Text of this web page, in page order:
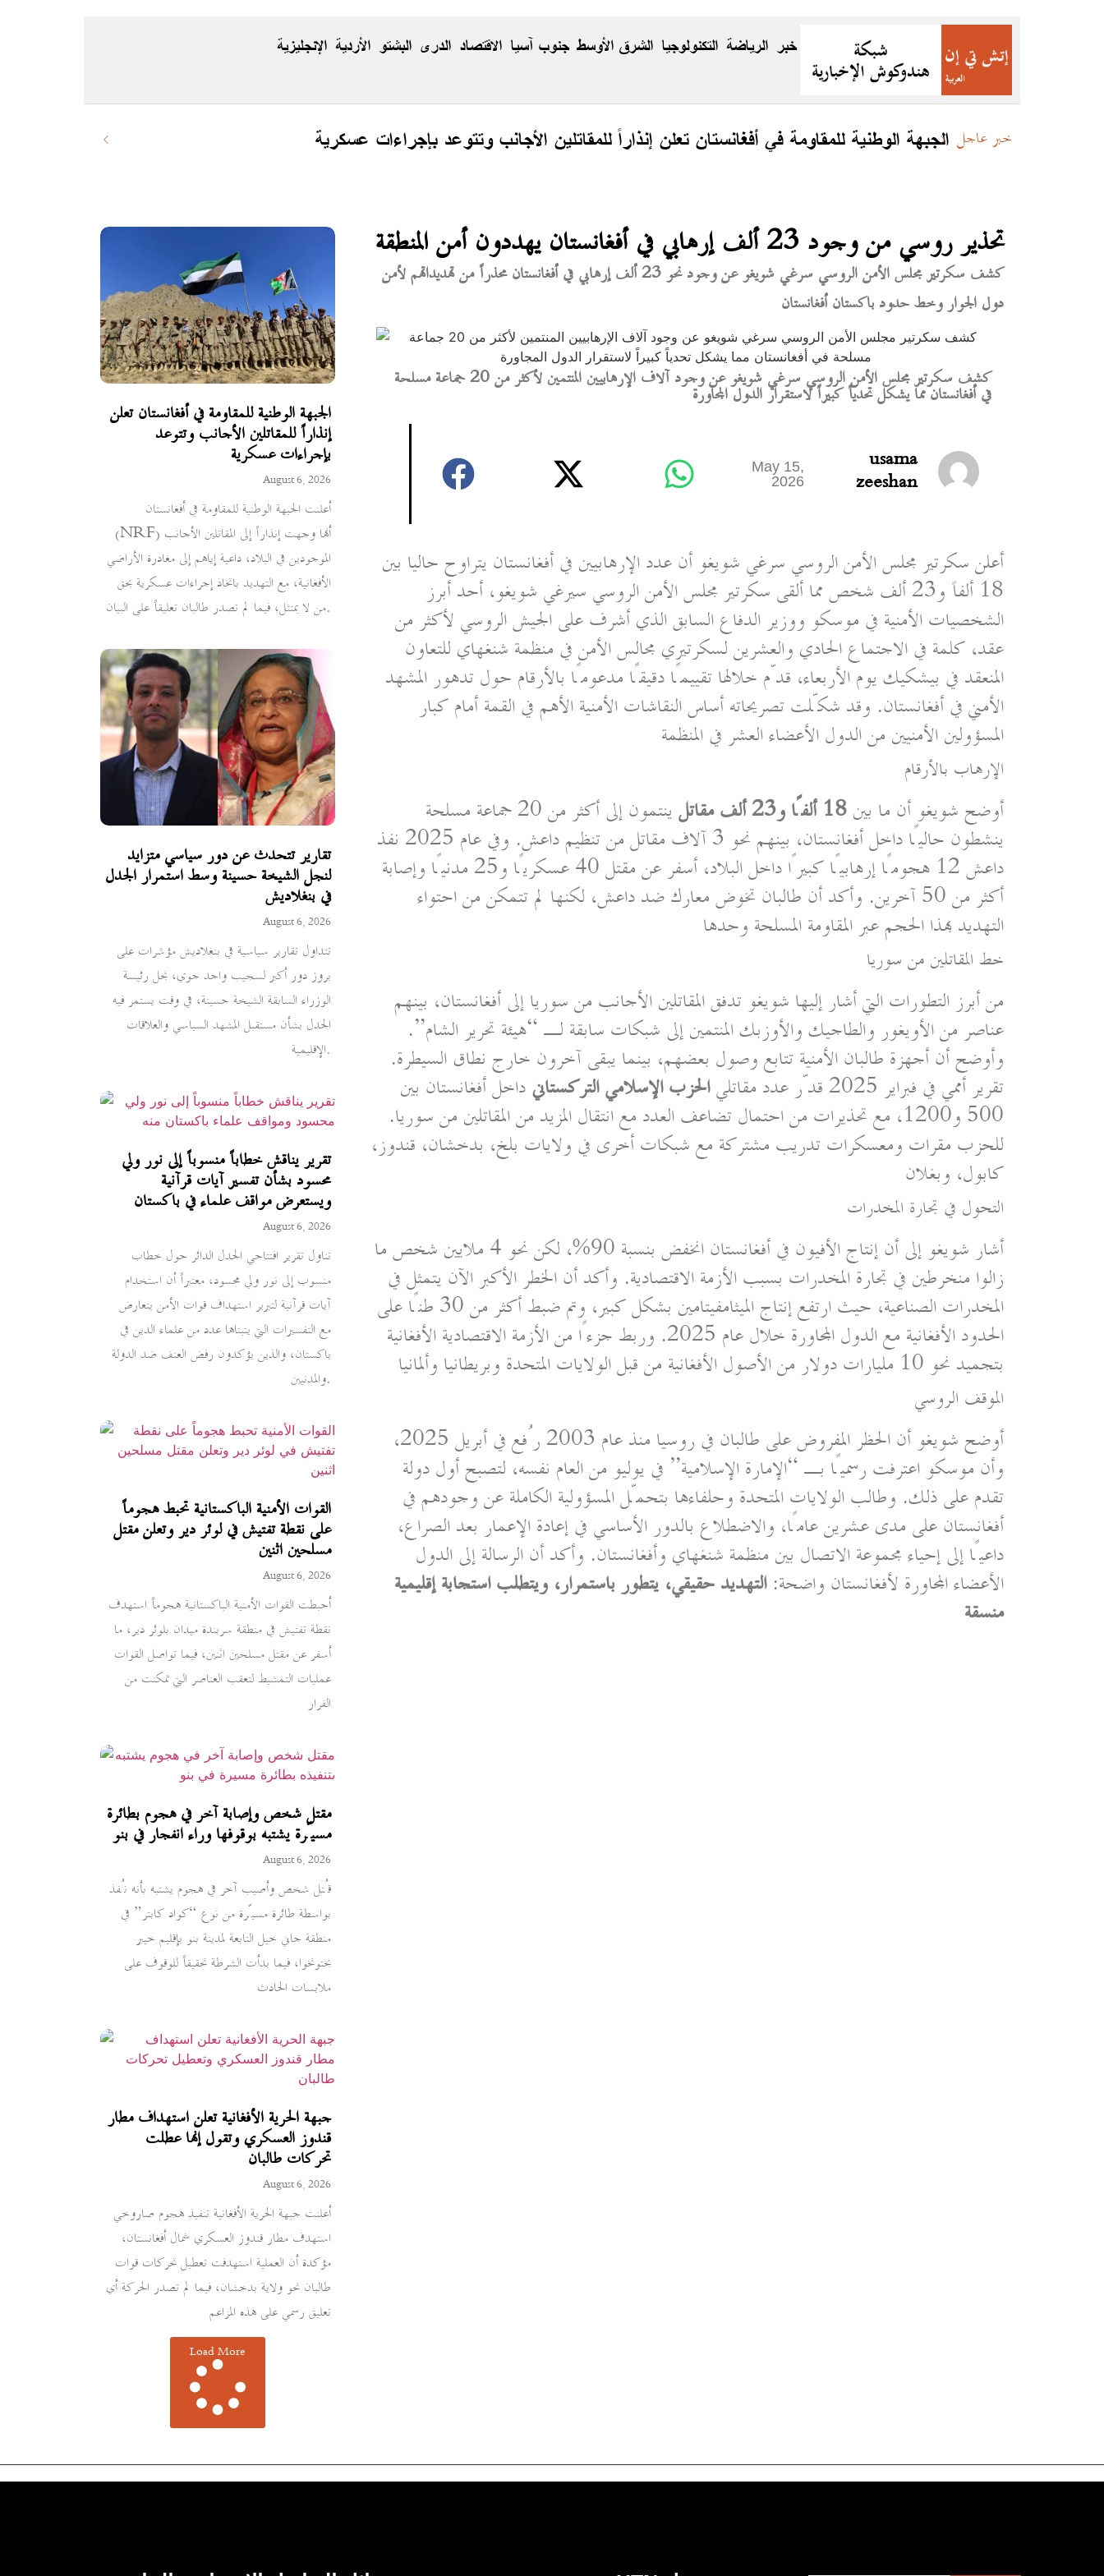
الاقتصاد جنوب آسيا الشرق الأوسط التكنولوجيا الرياضة خبر الإنجليزية الأردية البشتو الدری
الجبهة الوطنية للمقاومة في أفغانستان تعلن إنذاراً للمقاتلين الأجانب وتتوعد بإجراءات عسكرية خبر عاجل
الجبهة الوطنية للمقاومة في أفغانستان تعلن
إنذاراً للمقاتلين الأجانب وتتوعد
بإجراءات عسكرية
August 6, 2026
أعلنت الجبهة الوطنية للمقاومة في أفغانستان
(NRF) أنها وجهت إنذاراً إلى المقاتلين الأجانب
الموجودين في البلاد، داعية إياهم إلى مغادرة الأراضي
الأفغانية، مع التهديد باتخاذ إجراءات عسكرية بحق
من لا يمتثل، فيما لم تصدر طالبان تعليقاً على البيان.
تقارير تتحدث عن دور سياسي متزايد
لنجل الشيخة حسينة وسط استمرار الجدل
في بنغلاديش
August 6, 2026
تتداول تقارير سياسية في بنغلاديش مؤشرات على
بروز دور أكبر لسجيب واجد جوي، نجل رئيسة
الوزراء السابقة الشيخة حسينة، في وقت يستمر فيه
الجدل بشأن مستقبل المشهد السياسي والعلاقات
الإقليمية.
تقرير يناقش خطاباً منسوباً إلى نور ولي
محسود بشأن تفسير آيات قرآنية
ويستعرض مواقف علماء في باكستان
August 6, 2026
تناول تقرير افتتاحي الجدل الدائر حول خطاب
منسوب إلى نور ولي محسود، معتبراً أن استخدام
آيات قرآنية لتبرير استهداف قوات الأمن يتعارض
مع التفسيرات التي يتبناها عدد من علماء الدين في
باكستان، والذين يؤكدون رفض العنف ضد الدولة
والمدنيين.
القوات الأمنية الباكستانية تحبط هجوماً
على نقطة تفتيش في لوئر دير وتعلن مقتل
مسلحين اثنين
August 6, 2026
أحبطت القوات الأمنية الباكستانية هجوماً استهدف
نقطة تفتيش في منطقة سربندة ميدان بلوئر دير، ما
أسفر عن مقتل مسلحين اثنين، فيما تواصل القوات
عمليات التمشيط لتعقب العناصر التي تمكنت من
الفرار
مقتل شخص وإصابة آخر في هجوم بطائرة
مسيّرة يشتبه بوقوفها وراء انفجار في بنو
August 6, 2026
قُتل شخص وأصيب آخر في هجوم يشتبه بأنه نُفذ
بواسطة طائرة مسيّرة من نوع “كواد كابتر” في
منطقة جاني خيل التابعة لمدينة بنو بإقليم خيبر
بختونخوا، فيما بدأت الشرطة تحقيقاً للوقوف على
ملابسات الحادث
جبهة الحرية الأفغانية تعلن استهداف مطار
قندوز العسكري وتقول إنها عطلت
تحركات طالبان
August 6, 2026
أعلنت جبهة الحرية الأفغانية تنفيذ هجوم صاروخي
استهدف مطار قندوز العسكري شمال أفغانستان،
مؤكدة أن العملية استهدفت تعطيل تحركات قوات
طالبان نحو ولاية بدخشان، فيما لم تصدر الحركة أي
تعليق رسمي على هذه المزاعم
Load More
تحذير روسي من وجود 23 ألف إرهابي في أفغانستان يهددون أمن المنطقة
كشف سكرتير مجلس الأمن الروسي سرغي شويغو عن وجود نحو 23 ألف إرهابي في أفغانستان محذراً من تهديداتهم لأمن
دول الجوار وخط حدود باكستان أفغانستان
كشف سكرتير مجلس الأمن الروسي سرغي شويغو عن وجود آلاف الإرهابيين المنتمين لأكثر من 20 جماعة مسلحة
في أفغانستان مما يشكل تحدياً كبيراً لاستقرار الدول المجاورة
usama
zeeshan
May 15,
2026
أعلن سكرتير مجلس الأمن الروسي سرغي شويغو أن عدد الإرهابيين في أفغانستان يتراوح حاليا بين
18 ألفاً و23 ألف شخص مما ألقى سكرتير مجلس الأمن الروسي سيرغي شويغو، أحد أبرز
الشخصيات الأمنية في موسكو ووزير الدفاع السابق الذي أشرف على الجيش الروسي لأكثر من
عقد، كلمة في الاجتماع الحادي والعشرين لسكرتيري مجالس الأمن في منظمة شنغهاي للتعاون
المنعقد في بيشكيك يوم الأربعاء، قدّم خلالها تقييمًا دقيقًا مدعومًا بالأرقام حول تدهور المشهد
الأمني في أفغانستان. وقد شكّلت تصريحاته أساس النقاشات الأمنية الأهم في القمة أمام كبار
المسؤولين الأمنيين من الدول الأعضاء العشر في المنظمة
الإرهاب بالأرقام
أوضح شويغو أن ما بين18 ألفًا و23 ألف مقاتل ينتمون إلى أكثر من 20 جماعة مسلحة
ينشطون حاليًا داخل أفغانستان، بينهم نحو 3 آلاف مقاتل من تنظيم داعش. وفي عام 2025 نفذ
داعش 12 هجومًا إرهابيًا كبيرًا داخل البلاد، أسفر عن مقتل 40 عسكريًا و25 مدنيًا وإصابة
أكثر من 50 آخرين. وأكد أن طالبان تخوض معارك ضد داعش، لكنها لم تتمكن من احتواء
التهديد بهذا الحجم عبر المقاومة المسلحة وحدها
خط المقاتلين من سوريا
من أبرز التطورات التي أشار إليها شويغو تدفق المقاتلين الأجانب من سوريا إلى أفغانستان، بينهم
عناصر من الأويغور والطاجيك والأوزبك المنتمين إلى شبكات سابقة لـ “هيئة تحرير الشام”.
وأوضح أن أجهزة طالبان الأمنية تتابع وصول بعضهم، بينما يبقى آخرون خارج نطاق السيطرة.
تقرير أممي في فبراير 2025 قدّر عدد مقاتلي الحزب الإسلامي التركستانيداخل أفغانستان بين
500 و1200، مع تحذيرات من احتمال تضاعف العدد مع انتقال المزيد من المقاتلين من سوريا.
للحزب مقرات ومعسكرات تدريب مشتركة مع شبكات أخرى في ولايات بلخ، بدخشان، قندوز،
كابول، وبغلان
التحول في تجارة المخدرات
أشار شويغو إلى أن إنتاج الأفيون في أفغانستان انخفض بنسبة 90%، لكن نحو 4 ملايين شخص ما
زالوا منخرطين في تجارة المخدرات بسبب الأزمة الاقتصادية. وأكد أن الخطر الأكبر الآن يتمثل في
المخدرات الصناعية، حيث ارتفع إنتاج الميثامفيتامين بشكل كبير، وتم ضبط أكثر من 30 طنًا على
الحدود الأفغانية مع الدول المجاورة خلال عام 2025. وربط جزءًا من الأزمة الاقتصادية الأفغانية
بتجميد نحو 10 مليارات دولار من الأصول الأفغانية من قبل الولايات المتحدة وبريطانيا وألمانيا
الموقف الروسي
أوضح شويغو أن الحظر المفروض على طالبان في روسيا منذ عام 2003 رُفع في أبريل 2025،
وأن موسكو اعترفت رسميًا بـ “الإمارة الإسلامية” في يوليو من العام نفسه، لتصبح أول دولة
تقدم على ذلك. وطالب الولايات المتحدة وحلفاءها بتحمّل المسؤولية الكاملة عن وجودهم في
أفغانستان على مدى عشرين عامًا، والاضطلاع بالدور الأساسي في إعادة الإعمار بعد الصراع،
داعيًا إلى إحياء مجموعة الاتصال بين منظمة شنغهاي وأفغانستان. وأكد أن الرسالة إلى الدول
الأعضاء المجاورة لأفغانستان واضحة:التهديد حقيقي، يتطور باستمرار، ويتطلب استجابة إقليمية
منسقة